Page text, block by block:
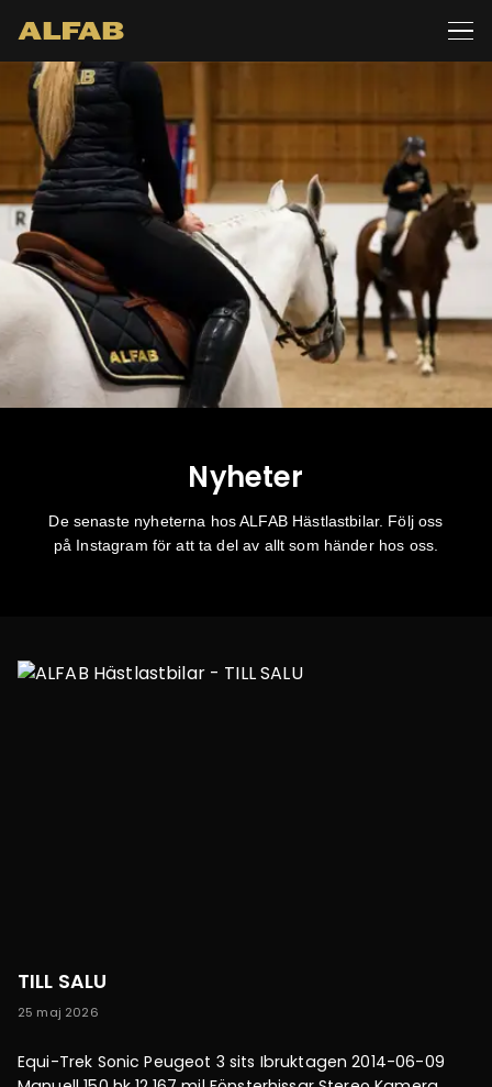
Nyheter
De senaste nyheterna hos ALFAB Hästlastbilar. Följ oss
på Instagram för att ta del av allt som händer hos oss.
TILL SALU
25 maj 2026
Equi-Trek Sonic Peugeot 3 sits Ibruktagen 2014-06-09